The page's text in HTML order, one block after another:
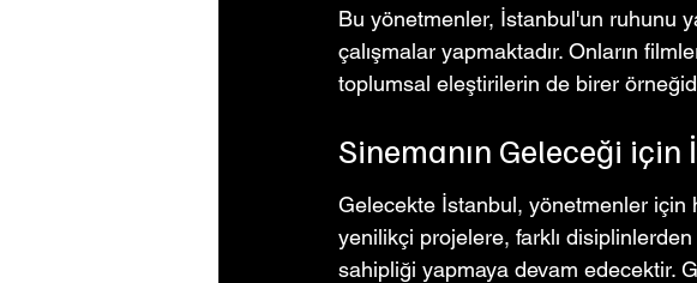
Bu yönetmenler, İstanbul'un ruhunu
çalışmalar yapmaktadır. Onların
toplumsal eleştirilerin de birer
Sinemanın Geleceği için
Gelecekte İstanbul, yönetmenler için
yenilikçi projelere, farklı
sahipliği yapmaya devam edecektir.